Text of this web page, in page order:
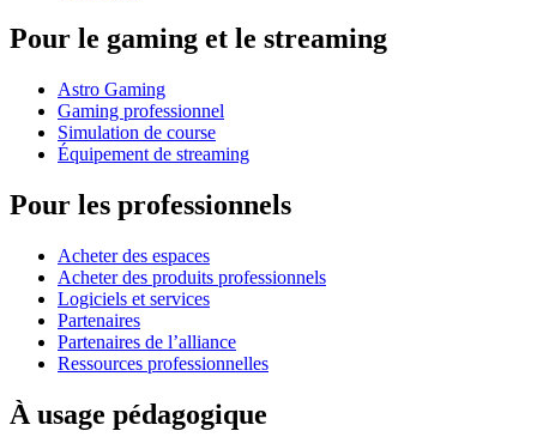
Pour le gaming et le streaming
Astro Gaming
Gaming professionnel
Simulation de course
Équipement de streaming
Pour les professionnels
Acheter des espaces
Acheter des produits professionnels
Logiciels et services
Partenaires
Partenaires de l’alliance
Ressources professionnelles
À usage pédagogique